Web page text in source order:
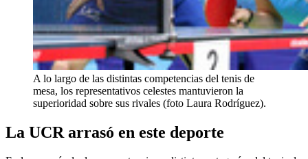
A lo largo de las distintas competencias del tenis de
mesa, los representativos celestes mantuvieron la
superioridad sobre sus rivales (foto Laura Rodríguez).
La UCR arrasó en este deporte